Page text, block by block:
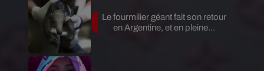
Le fourmilier géant fait son retour
en Argentine, et en pleine...